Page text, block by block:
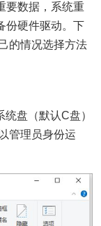
数据，系统重
份硬件驱动。下
的情况选择方法
盘（默认C盘）
管理员身份运